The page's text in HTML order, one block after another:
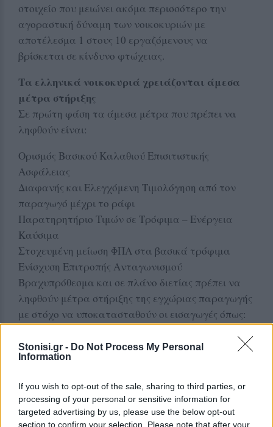
Stonisi.gr - Do Not Process My Personal
Information
If you wish to opt-out of the sale, sharing to third parties, or
processing of your personal or sensitive information for
targeted advertising by us, please use the below opt-out
section to confirm your selection. Please note that after your
στοιχείο που μειώνει ακόμα περισσότερο την
αγοραστική δύναμη των νοικοκυριών με
αποτέλεσμα 1 στους 10 εργαζόμενους να
βρίσκεται σε κίνδυνο φτώχειας.
Τα ελληνικά νοικοκυριά χρειάζονται άμεσα
μέτρα στήριξης
Σε πρώτη φάση τα άμεσα μέτρα που πρέπει να
ληφθούν είναι:
Ορισμός Βασικού Καλαθιού Επισιτιστικής
Ασφάλειας
Διαφανής και Ελεγχόμενη Τιμολόγηση από τον
παραγωγό μέχρι το ράφι
Παρατηρητήριο Τιμών σε Τρόφιμα – Ενέργεια
Καύσιμα
Στοχευμένη μείωση ΦΠΑ στα βασικά τρόφιμα
Ενίσχυση Επιτροπής Ανταγωνισμού
Βραχυπρόθεσμα και σε πλάνο διετίας πρέπει να
ληφθούν μέτρα στήριξης της εγχώριας παραγωγής
με στόχο να υποκατασταθούν οι εισαγωγές όπως:
Εθνικό σχέδιο υποκατάστασης εισαγωγών
Συμβολαιακή παραγωγή βασικών τροφίμων
Στρατηγικά αποθέματα βασικών τροφίμων
Τέλος σε ορίζοντα 5ετίας, η χώρα χρειάζεται τη
θέσπιση μιας ολοκληρωμένης Αλλαγής